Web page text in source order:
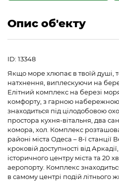
Опис об'екту
ID: 13348
Якщо море хлюпає в твоїй душі,
натхнення, виплескуючи на
Елітний комплекс на березі
комфорту, з гарною
знаходиться під цілодобовою
простора кухня-вітальня, два
комора, хол. Комплекс
районі міста Одеса – 8-ї
кроковій доступності від
історичного центру міста та 20
аеропорту. Комплекс
в самому центрі подій літнього